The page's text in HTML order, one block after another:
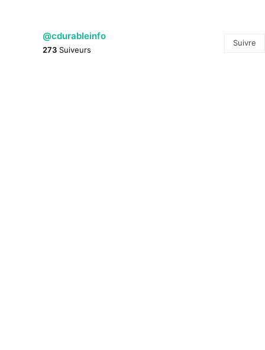
@cdurableinfo
273 Suiveurs
Suivre